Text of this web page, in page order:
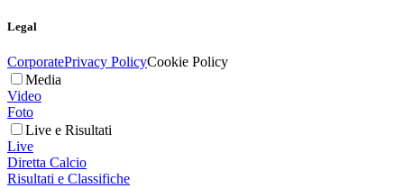
Legal
CorporatePrivacy PolicyCookie Policy
Media
Video
Foto
Live e Risultati
Live
Diretta Calcio
Risultati e Classifiche